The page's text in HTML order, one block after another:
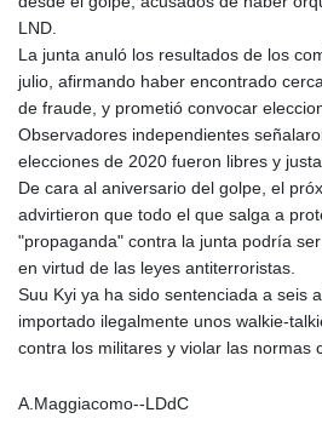
LND.
La junta anuló los resultados de los
julio, afirmando haber encontrado
de fraude, y prometió convocar
Observadores independientes
elecciones de 2020 fueron libres y
De cara al aniversario del golpe, el
advirtieron que todo el que salga a
"propaganda" contra la junta podría
en virtud de las leyes antiterroristas.
Suu Kyi ya ha sido sentenciada a seis
importado ilegalmente unos walkie-
contra los militares y violar las normas
A.Maggiacomo--LDdC